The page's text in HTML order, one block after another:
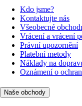
Kdo jsme?
Kontaktujte nás
Všeobecné
Vrácení a vrácení
Právní upozornění
Platební metody
Náklady na
Oznámení o
Naše obchody